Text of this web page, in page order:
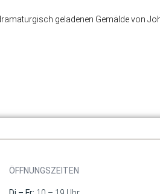
geladenen Gemälde von
ÖFFNUNGSZEITEN